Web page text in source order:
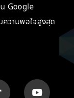
Google
วามพอใจสูงสุด